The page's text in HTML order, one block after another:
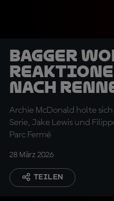
Bagger
nach
Archie McDonald holte
Serie, Jake Lewis und
Parc Fermé
28 März 2026
TEILEN